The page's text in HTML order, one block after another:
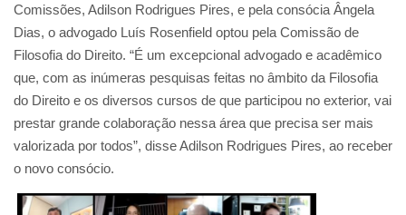
Comissões, Adilson Rodrigues Pires, e pela consócia Ângela
Dias, o advogado Luís Rosenfield optou pela Comissão de
Filosofia do Direito. “É um excepcional advogado e acadêmico
que, com as inúmeras pesquisas feitas no âmbito da Filosofia
do Direito e os diversos cursos de que participou no exterior, vai
prestar grande colaboração nessa área que precisa ser mais
valorizada por todos”, disse Adilson Rodrigues Pires, ao receber
o novo consócio.